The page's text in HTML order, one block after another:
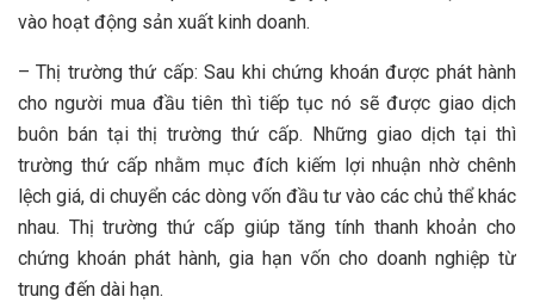
vào hoạt động sản xuất kinh doanh.
– Thị trường thứ cấp: Sau khi chứng khoán được phát hành
cho người mua đầu tiên thì tiếp tục nó sẽ được giao dịch
buôn bán tại thị trường thứ cấp. Những giao dịch tại thì
trường thứ cấp nhằm mục đích kiếm lợi nhuận nhờ chênh
lệch giá, di chuyển các dòng vốn đầu tư vào các chủ thể khác
nhau. Thị trường thứ cấp giúp tăng tính thanh khoản cho
chứng khoán phát hành, gia hạn vốn cho doanh nghiệp từ
trung đến dài hạn.